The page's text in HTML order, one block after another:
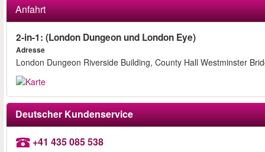
Anfahrt
2-in-1: (London Dungeon und London Eye)
Adresse
London Dungeon Riverside Building, County Hall Westminster
Deutscher Kundenservice
+41 435 085 538